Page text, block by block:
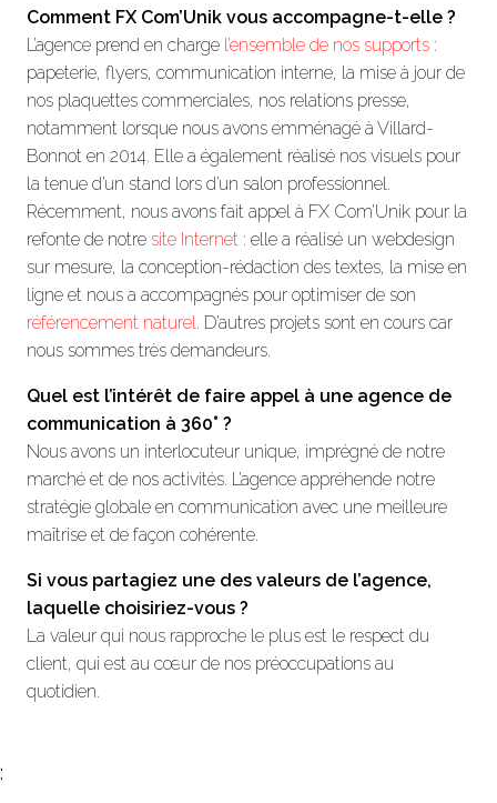
Comment FX Com’Unik vous accompagne-t-elle ?
L’agence prend en charge l’ensemble de nos supports :
papeterie, flyers, communication interne, la mise à jour de
nos plaquettes commerciales, nos relations presse,
notamment lorsque nous avons emménagé à Villard-
Bonnot en 2014. Elle a également réalisé nos visuels pour
la tenue d’un stand lors d’un salon professionnel.
Récemment, nous avons fait appel à FX Com’Unik pour la
refonte de notre site Internet : elle a réalisé un webdesign
sur mesure, la conception-rédaction des textes, la mise en
ligne et nous a accompagnés pour optimiser de son
référencement naturel. D’autres projets sont en cours car
nous sommes très demandeurs.
Quel est l’intérêt de faire appel à une agence de
communication à 360° ?
Nous avons un interlocuteur unique, imprégné de notre
marché et de nos activités. L’agence appréhende notre
stratégie globale en communication avec une meilleure
maîtrise et de façon cohérente.
Si vous partagiez une des valeurs de l’agence,
laquelle choisiriez-vous ?
La valeur qui nous rapproche le plus est le respect du
client, qui est au cœur de nos préoccupations au
quotidien.
;